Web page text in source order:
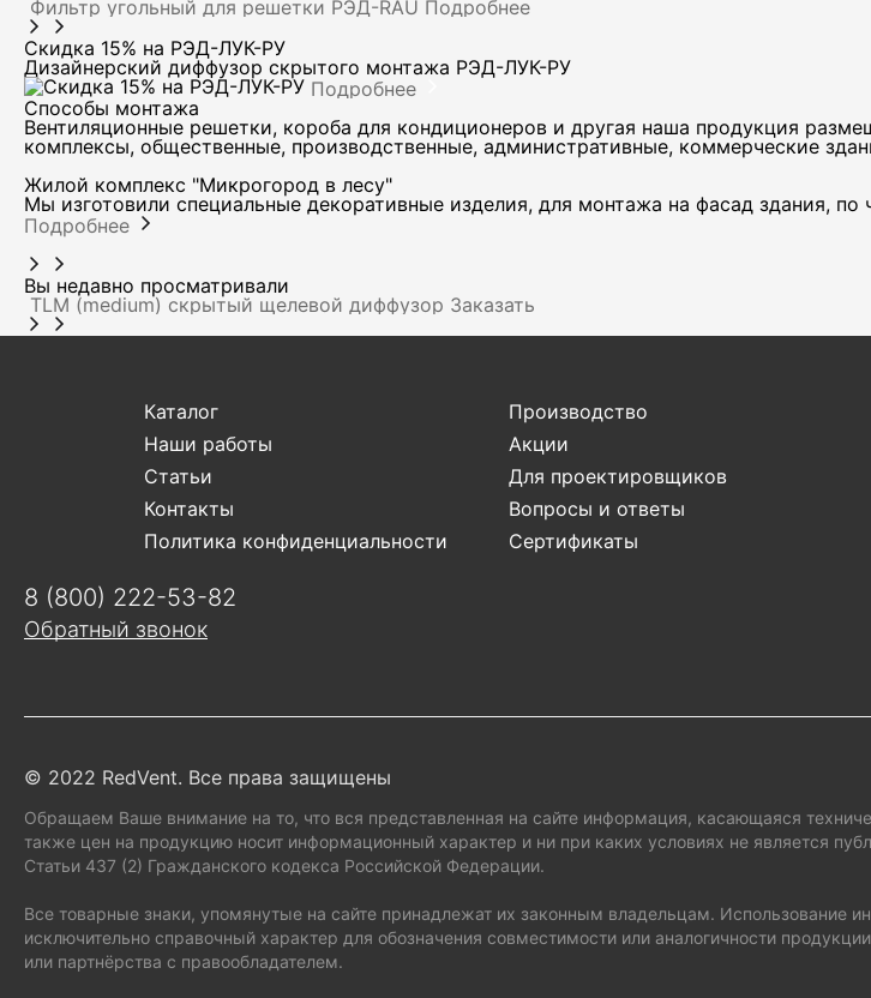
Фильтр угольный для решетки РЭД-RAU Подробнее
Скидка 15% на РЭД-ЛУК-РУ
Дизайнерский диффузор скрытого монтажа РЭД-ЛУК-РУ
Подробнее
Способы монтажа
Вентиляционные решетки, короба для кондиционеров и другая наша продукция
комплексы, общественные, производственные, административные, коммерческие
Жилой комплекс "Микрогород в лесу"
Мы изготовили специальные декоративные изделия, для монтажа на фасад здания, по
Подробнее
Вы недавно просматривали
TLM (medium) скрытый щелевой диффузор Заказать
Каталог
Производство
Наши работы
Акции
Статьи
Для проектировщиков
Контакты
Вопросы и ответы
Политика конфиденциальности
Сертификаты
8 (800) 222-53-82
Обратный звонок
© 2022 RedVent. Все права защищены
Обращаем Ваше внимание на то, что вся представленная на сайте информация, касающаяся
также цен на продукцию носит информационный характер и ни при каких условиях не является
Статьи 437 (2) Гражданского кодекса Российской Федерации.
Все товарные знаки, упомянутые на сайте принадлежат их законным владельцам. Использование
исключительно справочный характер для обозначения совместимости или аналогичности
или партнёрства с правообладателем.